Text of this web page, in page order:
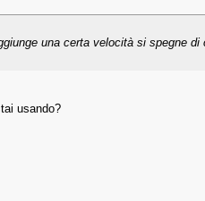
una certa velocità si spegne
usando?